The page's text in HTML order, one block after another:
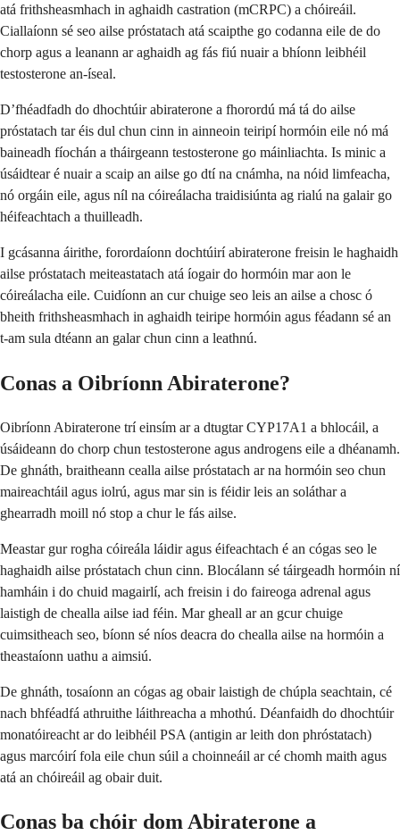
atá frithsheasmhach in aghaidh castration (mCRPC) a chóireáil.
Ciallaíonn sé seo ailse próstatach atá scaipthe go codanna eile de do
chorp agus a leanann ar aghaidh ag fás fiú nuair a bhíonn leibhéil
testosterone an-íseal.
D’fhéadfadh do dhochtúir abiraterone a fhorordú má tá do ailse
próstatach tar éis dul chun cinn in ainneoin teiripí hormóin eile nó má
baineadh fíochán a tháirgeann testosterone go máinliachta. Is minic a
úsáidtear é nuair a scaip an ailse go dtí na cnámha, na nóid limfeacha,
nó orgáin eile, agus níl na cóireálacha traidisiúnta ag rialú na galair go
héifeachtach a thuilleadh.
I gcásanna áirithe, forordaíonn dochtúirí abiraterone freisin le haghaidh
ailse próstatach meiteastatach atá íogair do hormóin mar aon le
cóireálacha eile. Cuidíonn an cur chuige seo leis an ailse a chosc ó
bheith frithsheasmhach in aghaidh teiripe hormóin agus féadann sé an
t-am sula dtéann an galar chun cinn a leathnú.
Conas a Oibríonn Abiraterone?
Oibríonn Abiraterone trí einsím ar a dtugtar CYP17A1 a bhlocáil, a
úsáideann do chorp chun testosterone agus androgens eile a dhéanamh.
De ghnáth, braitheann cealla ailse próstatach ar na hormóin seo chun
maireachtáil agus iolrú, agus mar sin is féidir leis an soláthar a
ghearradh moill nó stop a chur le fás ailse.
Meastar gur rogha cóireála láidir agus éifeachtach é an cógas seo le
haghaidh ailse próstatach chun cinn. Blocálann sé táirgeadh hormóin ní
hamháin i do chuid magairlí, ach freisin i do faireoga adrenal agus
laistigh de chealla ailse iad féin. Mar gheall ar an gcur chuige
cuimsitheach seo, bíonn sé níos deacra do chealla ailse na hormóin a
theastaíonn uathu a aimsiú.
De ghnáth, tosaíonn an cógas ag obair laistigh de chúpla seachtain, cé
nach bhféadfá athruithe láithreacha a mhothú. Déanfaidh do dhochtúir
monatóireacht ar do leibhéil PSA (antigin ar leith don phróstatach)
agus marcóirí fola eile chun súil a choinneáil ar cé chomh maith agus
atá an chóireáil ag obair duit.
Conas ba chóir dom Abiraterone a